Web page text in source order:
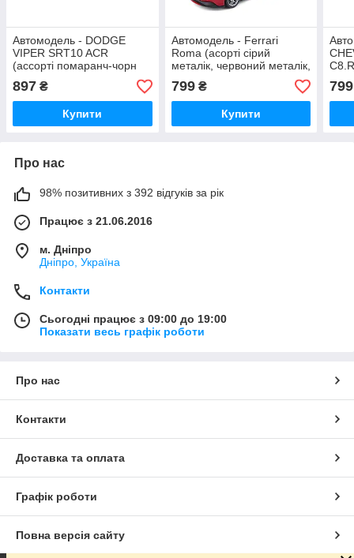
Автомодель - DODGE
VIPER SRT10 ACR
(ассорті помаранч-чорн
металік, червоно-чорн
металік, 1:24)
897 ₴
Купити
Автомодель - Ferrari
Roma (асорті сірий
металік, червоний металік,
1:24)
799₴
Купити
799
Про нас
98% позитивних з 392 відгуків за рік
Працює з 21.06.2016
м. Дніпро
Дніпро, Україна
Контакти
Сьогодні працює з 09:00 до 19:00
Показати весь графік роботи
Про нас
Контакти
Доставка та оплата
Графік роботи
Повна версія сайту